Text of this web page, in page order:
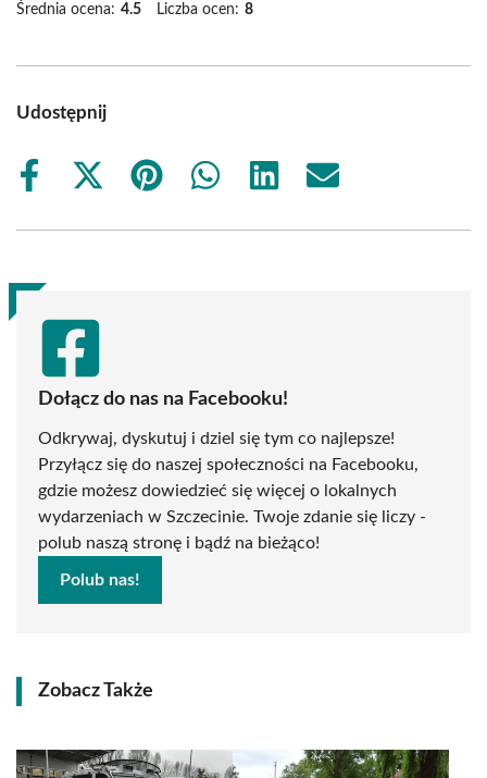
Średnia ocena: 4.5 Liczba ocen: 8
Udostępnij
Share
Share
(Twitter)
Share
Share
Share
Share
Dołącz do nas na Facebooku!
Odkrywaj, dyskutuj i dziel się tym co najlepsze!
Przyłącz się do naszej społeczności na Facebooku,
gdzie możesz dowiedzieć się więcej o lokalnych
wydarzeniach w Szczecinie. Twoje zdanie się liczy -
polub naszą stronę i bądź na bieżąco!
Polub nas!
Zobacz Także